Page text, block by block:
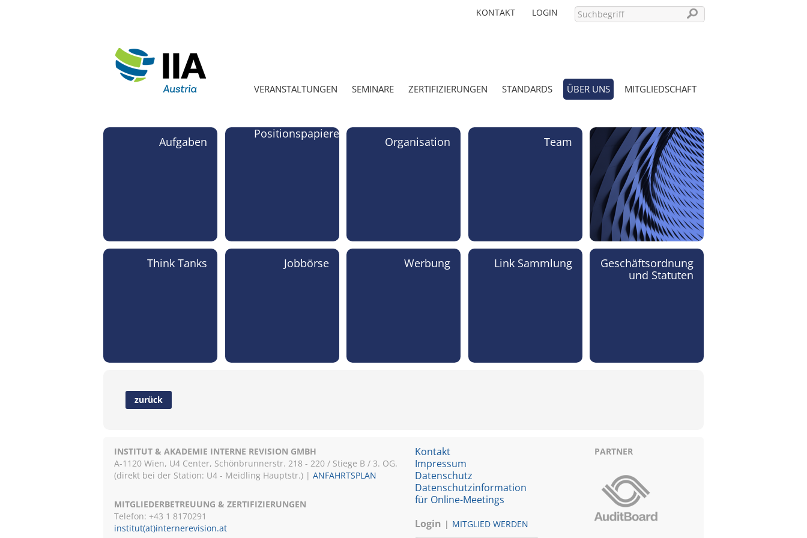
KONTAKT LOGIN
PASSWORT VERGESSEN?
VERANSTALTUNGEN SEMINARE ZERTIFIZIERUNGEN STANDARDS ÜBER UNS MITGLIEDSCHAFT
Aufgaben
Positionspapiere
Organisation Team
Think Tanks Jobbörse Werbung Link Sammlung
Geschäftsordnung
und Statuten
zurück
INSTITUT & AKADEMIE INTERNE REVISION GMBH
A-1120 Wien, U4 Center, Schönbrunnerstr. 218 - 220 / Stiege B / 3. OG.
(direkt bei der Station: U4 - Meidling Hauptstr.) | ANFAHRTSPLAN
MITGLIEDERBETREUUNG & ZERTIFIZIERUNGEN
Telefon: +43 1 8170291
institut(at)internerevision.at
Kontakt
Impressum
Datenschutz
Datenschutzinformation
für Online-Meetings
Login
MITGLIED WERDEN
PARTNER